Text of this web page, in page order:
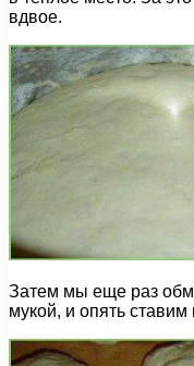
вдвое.
Затем мы еще раз
мукой, и опять